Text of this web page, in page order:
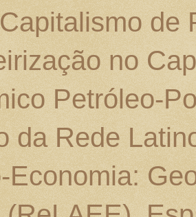
de
no
Petróleo-
da Rede
Economia: